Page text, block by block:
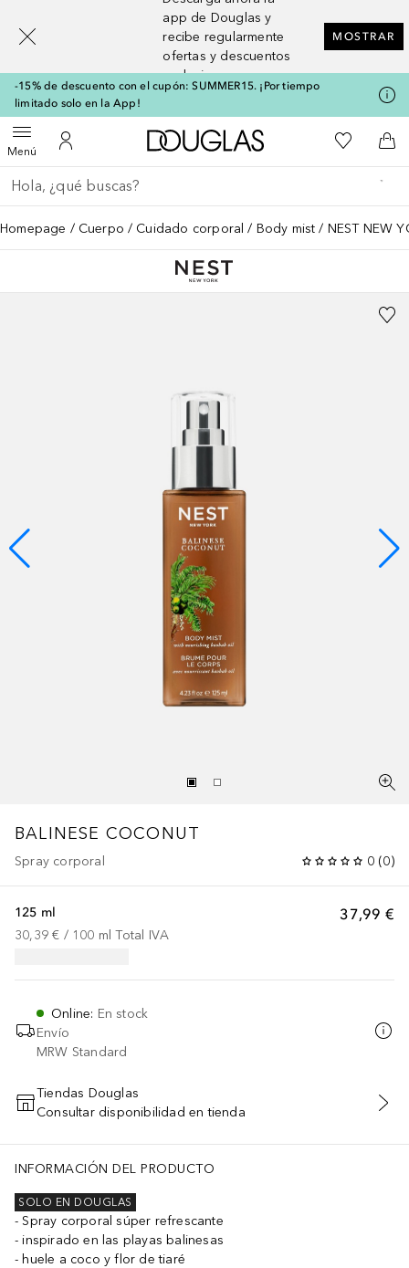
app de Douglas y
recibe regularmente
ofertas y descuentos
exclusivos
MOSTRAR
-15% de descuento con el cupón: SUMMER15. ¡Por tiempo
limitado solo en la App!
MenúAbrir menúMi cuenta
A Douglas HomeMi lista de
A
Regresar
Ejecutar búsqueda
Homepage Cuerpo Cuidado corporal Body mist NEST NEW
BALINESE COCONUT
Spray corporal 0 (0)
37,99 €
125 ml
30,39 € / 100 ml Total IVA
Online: En stock
Envío
MRW Standard
AÑADIR AL CARRITO
Tiendas Douglas
Consultar disponibilidad en tienda
INFORMACIÓN DEL PRODUCTO
SOLO EN DOUGLAS
Spray corporal súper refrescante
inspirado en las playas balinesas
huele a coco y flor de tiaré
[navigation.slideout.screenreader]